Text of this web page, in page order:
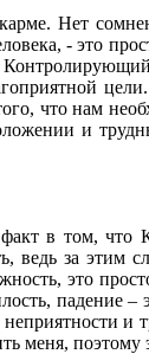
Нет
- это
что нам
и
в том, что
за этим
это
падение –
и
меня, поэтому